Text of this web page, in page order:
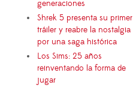
generaciones
Shrek 5 presenta su primer
tráiler y reabre la nostalgia
por una saga histórica
Los Sims: 25 años
reinventando la forma de
jugar